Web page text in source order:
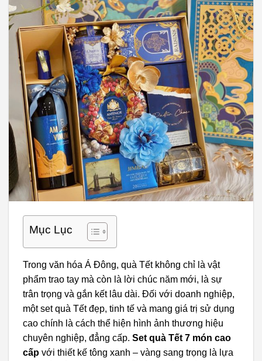
Mục Lục
Trong văn hóa Á Đông, quà Tết không chỉ là vật
phẩm trao tay mà còn là lời chúc năm mới, là sự
trân trọng và gắn kết lâu dài. Đối với doanh nghiệp,
một set quà Tết đẹp, tinh tế và mang giá trị sử dụng
cao chính là cách thể hiện hình ảnh thương hiệu
chuyên nghiệp, đẳng cấp. Set quà Tết 7 món cao
cấp với thiết kế tông xanh – vàng sang trọng là lựa